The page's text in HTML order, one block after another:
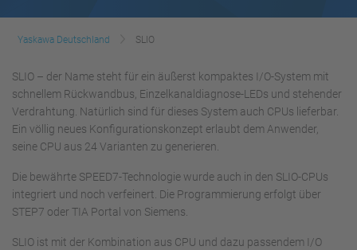
Yaskawa Deutschland SLIO
SLIO – der Name steht für ein äußerst kompaktes I/O-System mit
schnellem Rückwandbus, Einzelkanaldiagnose-LEDs und stehender
Verdrahtung. Natürlich sind für dieses System auch CPUs lieferbar.
Ein völlig neues Konfigurationskonzept erlaubt dem Anwender,
seine CPU aus 24 Varianten zu generieren.
Die bewährte SPEED7-Technologie wurde auch in den SLIO-CPUs
integriert und noch verfeinert. Die Programmierung erfolgt über
STEP7 oder TIA Portal von Siemens.
SLIO ist mit der Kombination aus CPU und dazu passendem I/O